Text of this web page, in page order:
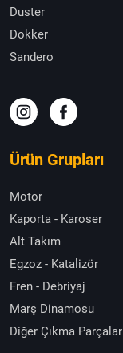
Duster
Dokker
Sandero
Ürün Grupları
Motor
Kaporta - Karoser
Alt Takım
Egzoz - Katalizör
Fren - Debriyaj
Marş Dinamosu
Diğer Çıkma Parçalar